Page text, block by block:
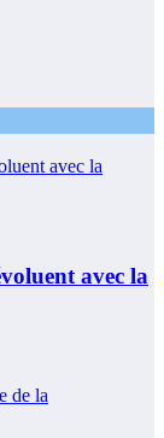
avec la